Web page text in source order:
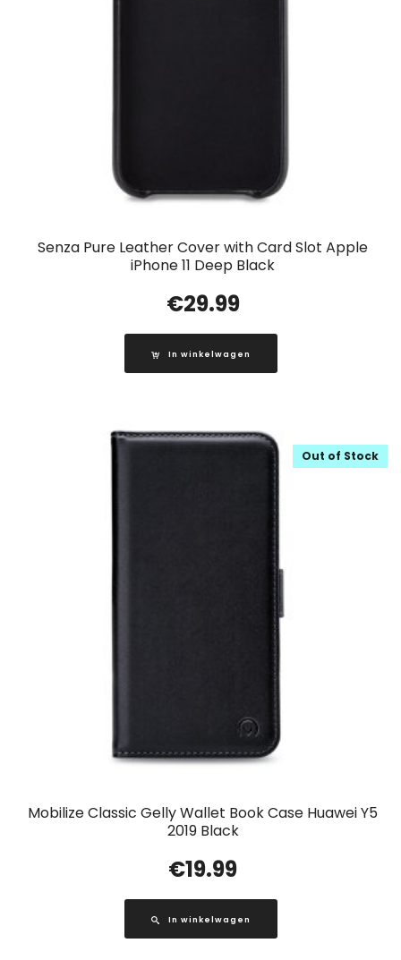
Senza Pure Leather Cover with Card Slot Apple
iPhone 11 Deep Black
€29.99
In winkelwagen
Mobilize Classic Gelly Wallet Book Case Huawei Y5
2019 Black
Out of Stock
€19.99
In winkelwagen